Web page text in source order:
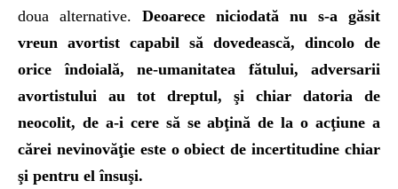
doua alternative. Deoarece niciodată nu s-a găsit
vreun avortist capabil să dovedească, dincolo de
orice îndoială, ne-umanitatea fătului, adversarii
avortistului au tot dreptul, şi chiar datoria de
neocolit, de a-i cere să se abţină de la o acţiune a
cărei nevinovăţie este o obiect de incertitudine chiar
şi pentru el însuşi.